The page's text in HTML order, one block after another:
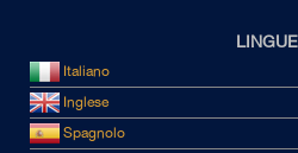
LINGUE
Italiano
Inglese
Spagnolo